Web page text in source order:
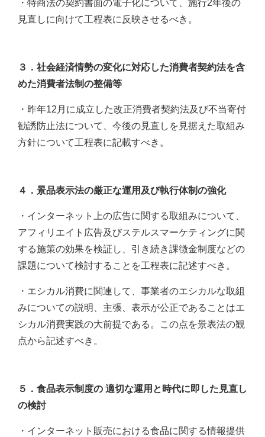
・特商法の契約書面の電子化について、施行2年後の
見直しに向けて工程表に反映させるべき。
３．社会経済情勢の変化に対応した消費者契約法を含
めた消費者法制の整備等
・昨年12月に成立した改正消費者契約法及び不当寄付
勧誘防止法について、今後の見直しを見据えた取組み
方針について工程表に記載すべき。
４．景品表示法の厳正な運用及び執行体制の強化
・インターネット上の広告に関する取組みについて、
アフィリエイト広告及びステルスマーケティングに関
する施策の効果を検証し、引き続き課徴金制度などの
課題について検討することを工程表に記述すべき。
・エシカル消費に関連して、事業者のエシカルな取組
みについての説明、主張、表示が公正であることはエ
シカル消費実践の大前提である。この点を景表法の観
点から記述すべき。
５．食品表示制度の 適切な運用と時代に即した見直し
の検討
・インターネット販売における食品に関する情報提供